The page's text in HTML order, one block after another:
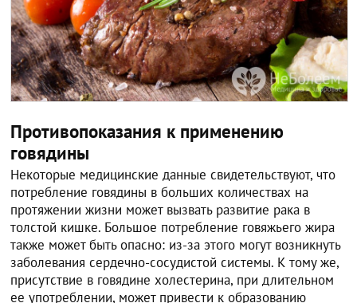
Противопоказания к применению
говядины
Некоторые медицинские данные свидетельствуют, что
потребление говядины в больших количествах на
протяжении жизни может вызвать развитие рака в
толстой кишке. Большое потребление говяжьего жира
также может быть опасно: из-за этого могут возникнуть
заболевания сердечно-сосудистой системы. К тому же,
присутствие в говядине холестерина, при длительном
ее употреблении, может привести к образованию